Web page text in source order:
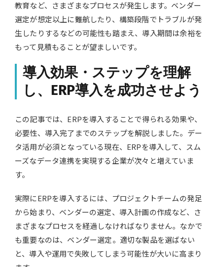
教育など、さまざまなプロセスが発生します。ベンダー
選定が想定以上に難航したり、構築段階でトラブルが発
生したりするなどの可能性も踏まえ、導入期間は余裕を
もって見積もることが望ましいです。
導入効果・ステップを理解
し、ERP導入を成功させよう
この記事では、ERPを導入することで得られる効果や、
必要性、導入完了までのステップを解説しました。デー
タ活用が必須となっている現在、ERPを導入して、スム
ーズなデータ連携を実現する企業が次々と増えていま
す。
実際にERPを導入するには、プロジェクトチームの発足
から始まり、ベンダーの選定、導入計画の作成など、さ
まざまなプロセスを経過しなければなりません。なかで
も重要なのは、ベンダー選定。適切な製品を選ばない
と、導入や運用で失敗してしまう可能性が大いに高まり